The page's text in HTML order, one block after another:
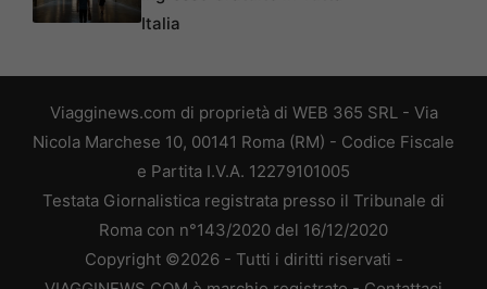
Italia
Viagginews.com di proprietà di WEB 365 SRL - Via
Nicola Marchese 10, 00141 Roma (RM) - Codice Fiscale
e Partita I.V.A. 12279101005
Testata Giornalistica registrata presso il Tribunale di
Roma con n°143/2020 del 16/12/2020
Copyright ©2026 - Tutti i diritti riservati -